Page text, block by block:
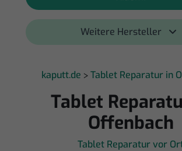
Weitere Hersteller
kaputt.de > Tablet Reparatur in
Tablet
Offenbach
Tablet Reparatur vor